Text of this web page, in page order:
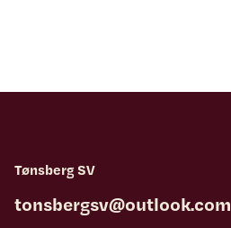
Tønsberg SV
tonsbergsv@outlook.com